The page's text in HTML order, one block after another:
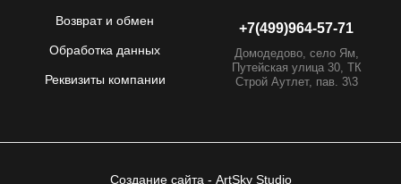
Возврат и обмен
Обработка данных
Реквизиты компании
+7(499)964-57-71
Домодедово, село Ям,
Путейская улица 30, ТК
Строй Аутлет, пав. 3\3
Создание сайта- ArtSky Studio